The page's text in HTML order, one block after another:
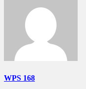
WPS 168